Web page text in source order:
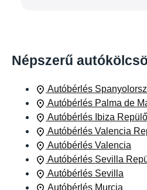
Népszerű
Autóbérlés
Autóbérlés Palma de
Autóbérlés Ibiza
Autóbérlés Valencia
Autóbérlés Valencia
Autóbérlés Sevilla
Autóbérlés Sevilla
Autóbérlés Murcia